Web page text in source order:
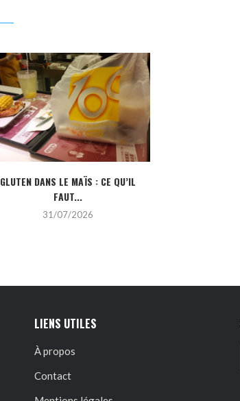
GLUTEN DANS LE MAÏS : CE QU’IL
FAUT...
31/07/2026
LIENS UTILES
À propos
Contact